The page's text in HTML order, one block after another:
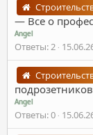
― Все о
Angel
Ответы 2
Angel
Ответы 0